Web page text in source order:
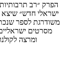
הפרק ״רב
ישראלי חדש״
מסרטים
ומרצה